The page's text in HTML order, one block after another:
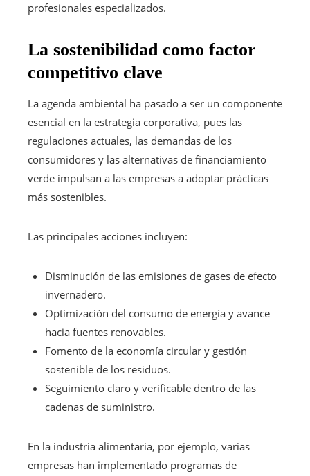
profesionales especializados.
La sostenibilidad como factor
competitivo clave
La agenda ambiental ha pasado a ser un componente
esencial en la estrategia corporativa, pues las
regulaciones actuales, las demandas de los
consumidores y las alternativas de financiamiento
verde impulsan a las empresas a adoptar prácticas
más sostenibles.
Las principales acciones incluyen:
Disminución de las emisiones de gases de efecto
invernadero.
Optimización del consumo de energía y avance
hacia fuentes renovables.
Fomento de la economía circular y gestión
sostenible de los residuos.
Seguimiento claro y verificable dentro de las
cadenas de suministro.
En la industria alimentaria, por ejemplo, varias
empresas han implementado programas de